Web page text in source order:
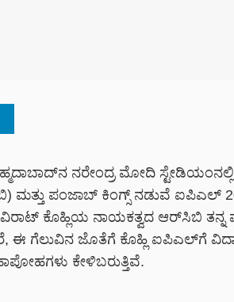
ನರೇಂದ್ರ ಮೋದಿ
ಮತ್ತು ಪಂಜಾಬ್ ಕಿಂಗ್ಸ್ ನಡುವೆ ಐಪಿಎಲ್
ಕೊಹ್ಲಿಯ ನಾಯಕತ್ವದ ಆರ್‌ಸಿಬಿ
ಈ ಗೆಲುವಿನ ಜೊತೆಗೆ ಕೊಹ್ಲಿ ಐಪಿಎಲ್‌ಗೆ
ಕೇಳಿಬರುತ್ತಿವೆ.